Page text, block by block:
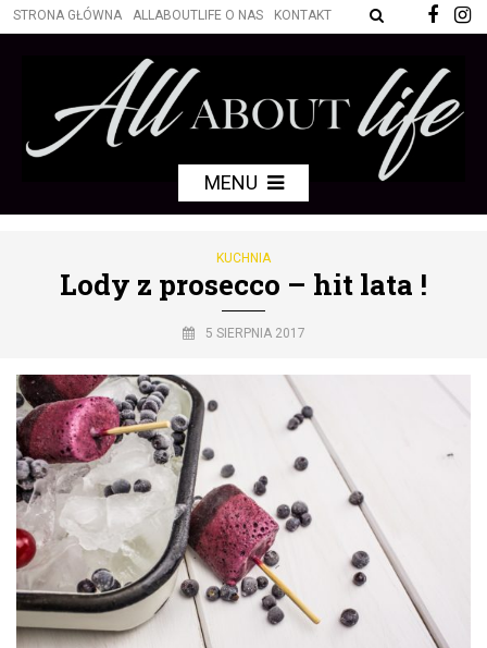
STRONA GŁÓWNA ALLABOUTLIFE O NAS KONTAKT
MENU
KUCHNIA
Lody z prosecco – hit lata !
5 SIERPNIA 2017